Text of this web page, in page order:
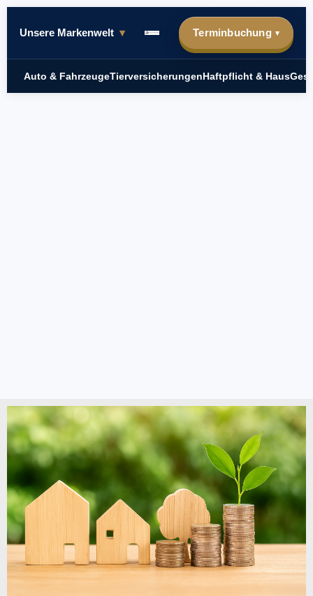
Unsere Markenwelt ▾ Terminbuchung ▾
Auto & FahrzeugeTierversicherungenHaftpflicht & Haus